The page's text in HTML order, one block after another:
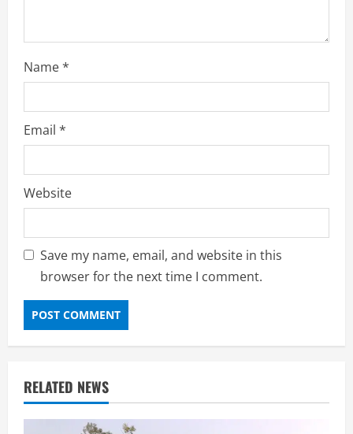
Name*
Email *
Website
Save my name, email, and website in this
browser for the next time I comment.
RELATED NEWS